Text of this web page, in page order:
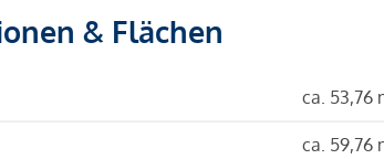
& Flächen
ca. 53,76
ca. 59,76